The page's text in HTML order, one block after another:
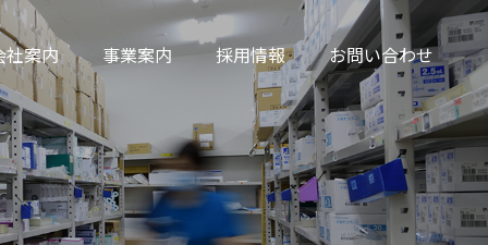
社案内 事業案内 採用情報 お問い合わせ